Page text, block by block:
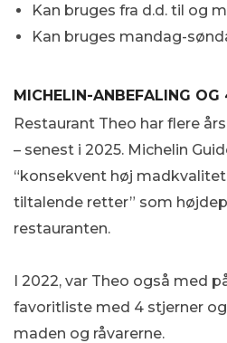
Kan bruges fra d.d. til og
Kan bruges mandag-
MICHELIN-ANBEFALING OG
Restaurant Theo har flere
– senest i 2025. Michelin
“konsekvent høj
tiltalende retter” som
restauranten.
I 2022, var Theo også med
favoritliste med 4 stjerner
maden og råvarerne.